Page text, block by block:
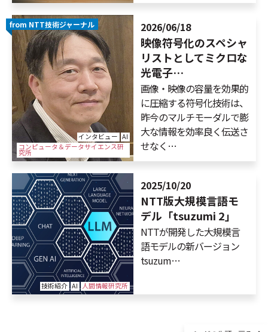
2026/06/18
映像符号化のスペシャ
リストとしてミクロな
光電子…
画像・映像の容量を効果的
に圧縮する符号化技術は、
昨今のマルチモーダルで膨
大な情報を効率良く伝送さ
せなく…
インタビュー AI
コンピュータ＆データサイエンス研
究所
from NTT技術ジャーナル
2025/10/20
NTT版大規模言語モ
デル「tsuzumi 2」
NTTが開発した大規模言
語モデルの新バージョン
tsuzum…
技術紹介 AI 人間情報研究所